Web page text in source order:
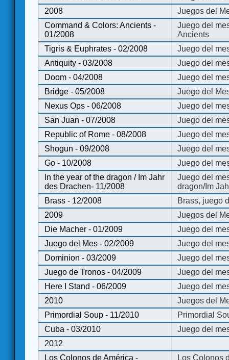
2008
Juegos del
Command & Colors: Ancients -
01/2008
Juego del
Ancients
Tigris & Euphrates - 02/2008
Juego del
Antiquity - 03/2008
Juego del
Doom - 04/2008
Juego del
Bridge - 05/2008
Juego del
Nexus Ops - 06/2008
Juego del
San Juan - 07/2008
Juego del
Republic of Rome - 08/2008
Juego del
Shogun - 09/2008
Juego del
Go - 10/2008
Juego del
In the year of the dragon / Im Jahr
des Drachen- 11/2008
Juego del
dragon/Im
Brass - 12/2008
Brass, juego
2009
Juegos del
Die Macher - 01/2009
Juego del
Juego del Mes - 02/2009
Juego del
Dominion - 03/2009
Juego del
Juego de Tronos - 04/2009
Juego del
Here I Stand - 06/2009
Juego del
2010
Juegos del
Primordial Soup - 11/2010
Primordial
Cuba - 03/2010
Juego del
2012
Los Colonos de América -
Los Colonos